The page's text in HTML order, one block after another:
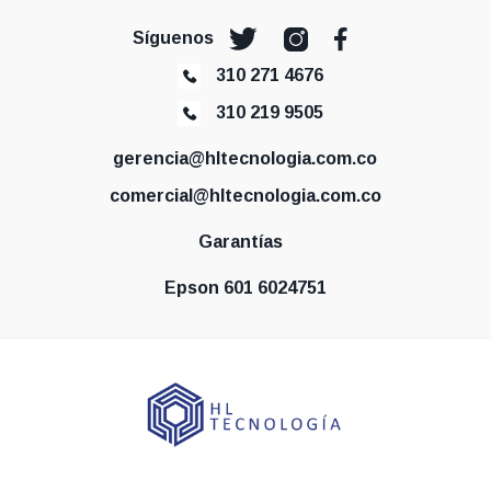
Síguenos
310 271 4676
310 219 9505
gerencia@hltecnologia.com.co
comercial@hltecnologia.com.co
Garantías
Epson 601 6024751